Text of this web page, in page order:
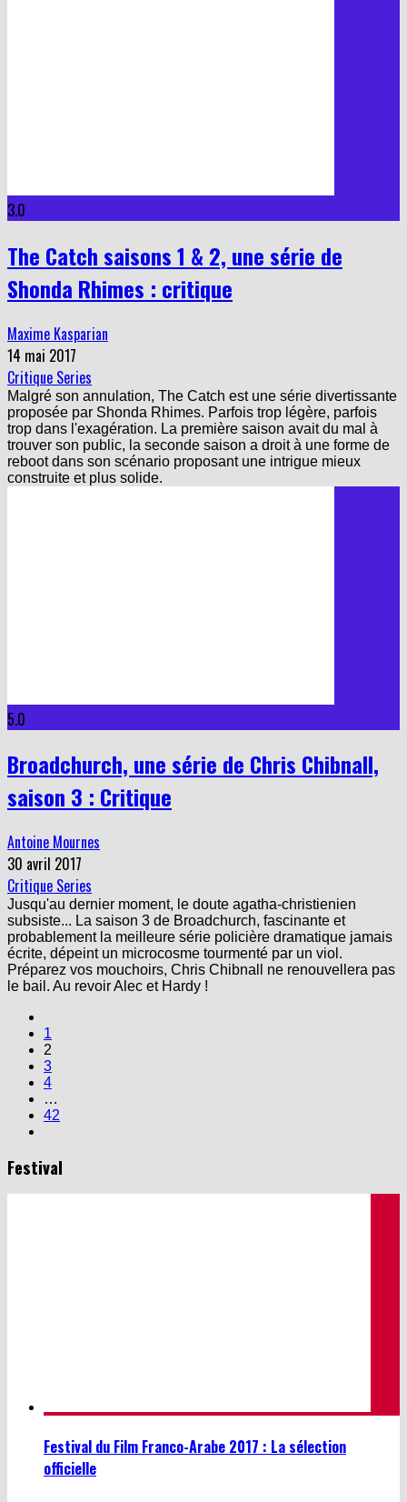
3.0
The Catch saisons 1 & 2, une série de
Shonda Rhimes : critique
14 mai 2017
Critique Series
Malgré son annulation, The Catch est une série divertissante
proposée par Shonda Rhimes. Parfois trop légère, parfois
trop dans l'exagération. La première saison avait du mal à
trouver son public, la seconde saison a droit à une forme de
reboot dans son scénario proposant une intrigue mieux
construite et plus solide.
5.0
Broadchurch, une série de Chris Chibnall,
saison 3 : Critique
30 avril 2017
Critique Series
Jusqu'au dernier moment, le doute agatha-christienien
subsiste... La saison 3 de Broadchurch, fascinante et
probablement la meilleure série policière dramatique jamais
écrite, dépeint un microcosme tourmenté par un viol.
Préparez vos mouchoirs, Chris Chibnall ne renouvellera pas
le bail. Au revoir Alec et Hardy !
2
3
4
…
42
officielle